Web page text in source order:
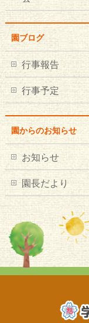
園ブログ
行事報告
行事予定
園からのお知らせ
お知らせ
園長だより